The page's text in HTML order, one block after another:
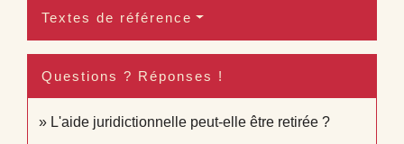
Textes de référence
Questions ? Réponses !
L'aide juridictionnelle peut-elle être retirée ?